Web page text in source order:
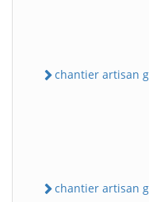
chantier artisan
chantier artisan